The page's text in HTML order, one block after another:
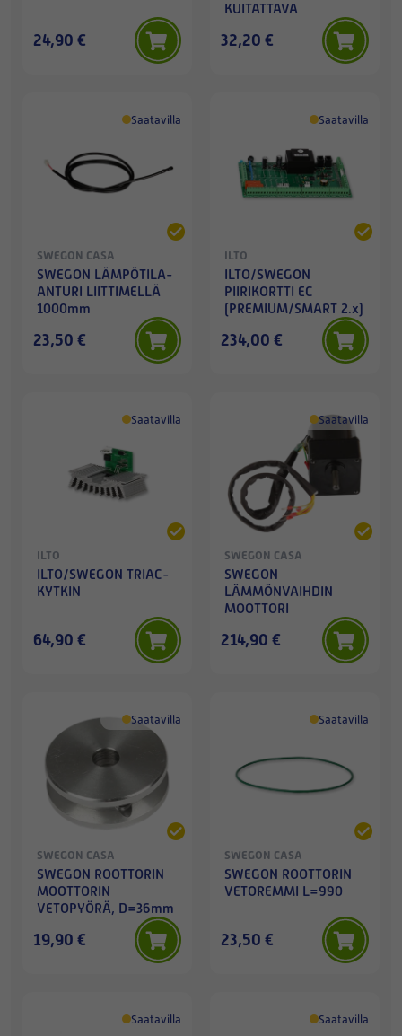
24,90 €
KUITATTAVA
32,20 €
Saatavilla
SWEGON CASA
SWEGON LÄMPÖTILA-
ANTURI LIITTIMELLÄ
1000mm
23,50 €
Saatavilla
ILTO
ILTO/SWEGON
PIIRIKORTTI EC
(PREMIUM/SMART 2.x)
234,00 €
Saatavilla
ILTO
ILTO/SWEGON TRIAC-
KYTKIN
64,90 €
Saatavilla
SWEGON CASA
SWEGON
LÄMMÖNVAIHDIN
MOOTTORI
214,90 €
Saatavilla
SWEGON CASA
SWEGON ROOTTORIN
MOOTTORIN
VETOPYÖRÄ, D=36mm
19,90 €
Saatavilla
SWEGON CASA
SWEGON ROOTTORIN
VETOREMMI L=990
23,50 €
Saatavilla Saatavilla